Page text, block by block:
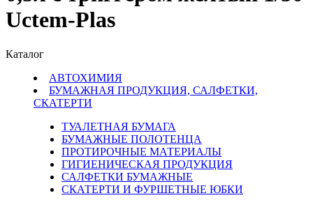
Uctem-Plas
Каталог
АВТОХИМИЯ
БУМАЖНАЯ ПРОДУКЦИЯ, САЛФЕТКИ,
СКАТЕРТИ
ТУАЛЕТНАЯ БУМАГА
БУМАЖНЫЕ ПОЛОТЕНЦА
ПРОТИРОЧНЫЕ МАТЕРИАЛЫ
ГИГИЕНИЧЕСКАЯ ПРОДУКЦИЯ
САЛФЕТКИ БУМАЖНЫЕ
СКАТЕРТИ И ФУРШЕТНЫЕ ЮБКИ